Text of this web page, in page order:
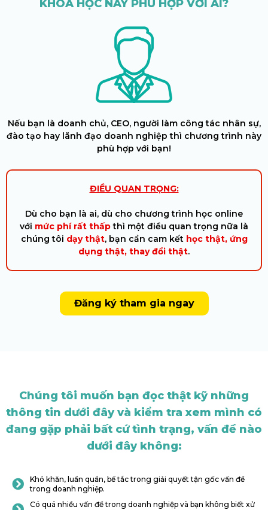
KHÓA HỌC NÀY PHÙ HỢP VỚI AI?
Nếu bạn là doanh chủ, CEO, người làm công tác nhân sự,
đào tạo hay lãnh đạo doanh nghiệp thì chương trình này
phù hợp với bạn!
ĐIỀU QUAN TRỌNG:
Dù cho bạn là ai, dù cho chương trình học online
với mức phí rất thấpthì một điều quan trọng nữa là
chúng tôi dạy thật, bạn cần cam kết học thật, ứng
dụng thật, thay đổi thật.
Đăng ký tham gia ngay
Chúng tôi muốn bạn đọc thật kỹ những
thông tin dưới đây và kiểm tra xem mình có
đang gặp phải bất cứ tình trạng, vấn đề nào
dưới đây không:
Khó khăn, luẩn quẩn, bế tắc trong giải quyết tận gốc vấn đề
trong doanh nghiệp.
Có quá nhiều vấn đề trong doanh nghiệp và bạn không biết xử